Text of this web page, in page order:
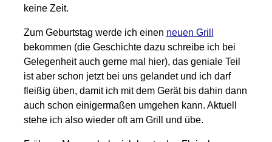
keine Zeit.
Zum Geburtstag werde ich einen neuen Grill
bekommen (die Geschichte dazu schreibe ich bei
Gelegenheit auch gerne mal hier), das geniale Teil
ist aber schon jetzt bei uns gelandet und ich darf
fleißig üben, damit ich mit dem Gerät bis dahin dann
auch schon einigermaßen umgehen kann. Aktuell
stehe ich also wieder oft am Grill und übe.